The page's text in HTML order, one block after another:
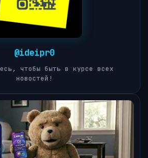
@ideipr0
чтобы быть в курсе всех
новостей!